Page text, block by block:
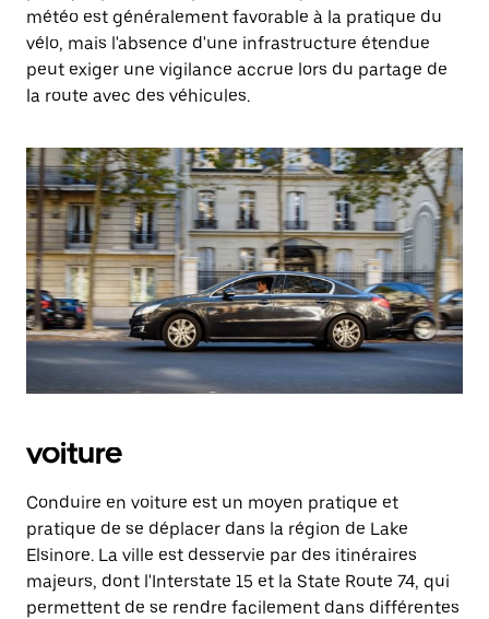
météo est généralement favorable à la pratique du
vélo, mais l'absence d'une infrastructure étendue
peut exiger une vigilance accrue lors du partage de
la route avec des véhicules.
voiture
Conduire en voiture est un moyen pratique et
pratique de se déplacer dans la région de Lake
Elsinore. La ville est desservie par des itinéraires
majeurs, dont l'Interstate 15 et la State Route 74, qui
permettent de se rendre facilement dans différentes